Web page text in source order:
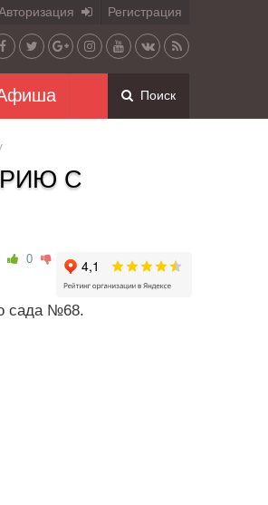
Регистрация
Поиск
С
0
сада №68.